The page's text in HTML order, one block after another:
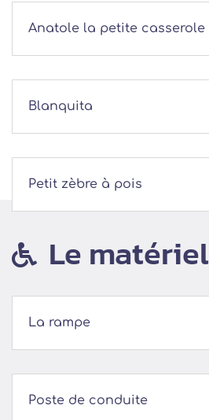
Anatole la petite casserole
Blanquita
Petit zèbre à pois
 Le matériel
La rampe
Poste de conduite